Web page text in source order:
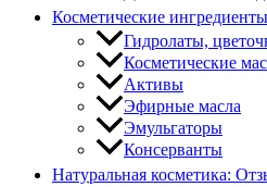
Косметические ингредиенты
Гидролаты,
Косметические
Активы
Эфирные масла
Эмульгаторы
Консерванты
Натуральная косметика: